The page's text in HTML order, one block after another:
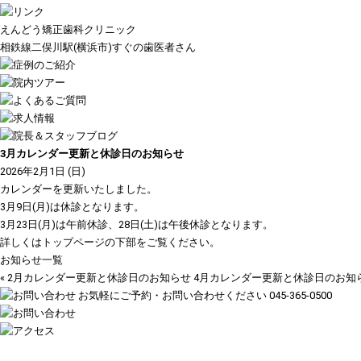
えんどう矯正歯科クリニック
相鉄線二俣川駅(横浜市)すぐの歯医者さん
3月カレンダー更新と休診日のお知らせ
2026年2月1日 (日)
カレンダーを更新いたしました。
3月9日(月)は休診となります。
3月23日(月)は午前休診、28日(土)は午後休診となります。
詳しくは トップページの下部をご覧ください。
お知らせ一覧
« 2月カレンダー更新と休診日のお知らせ 4月カレンダー更新と休診日のお知